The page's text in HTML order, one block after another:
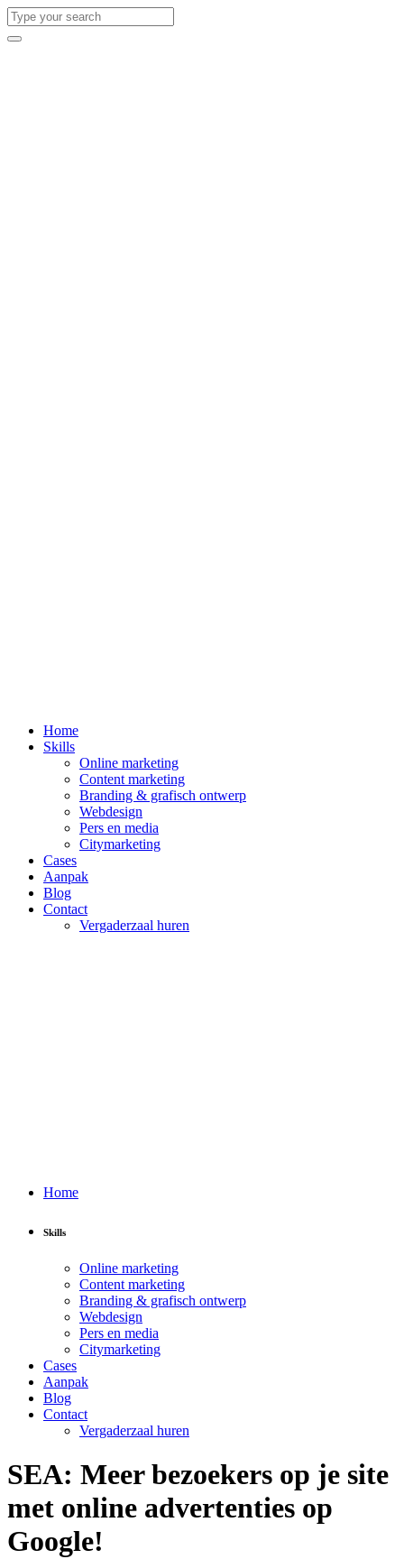
Home
Skills
Online marketing
Content marketing
Branding & grafisch ontwerp
Webdesign
Pers en media
Citymarketing
Cases
Aanpak
Blog
Contact
Vergaderzaal huren
Home
Skills
Online marketing
Content marketing
Branding & grafisch ontwerp
Webdesign
Pers en media
Citymarketing
Cases
Aanpak
Blog
Contact
Vergaderzaal huren
SEA: Meer bezoekers op je site
met online advertenties op
Google!